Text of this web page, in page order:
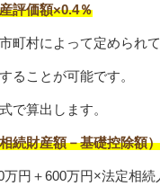
評価額×0.4％
町村によって定められ
ることが可能です。
で算出します。
続財産額－基礎控除額
円＋600万円×法定相続